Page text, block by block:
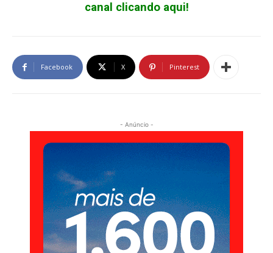
canal clicando aqui!
Facebook X Pinterest
- Anúncio -